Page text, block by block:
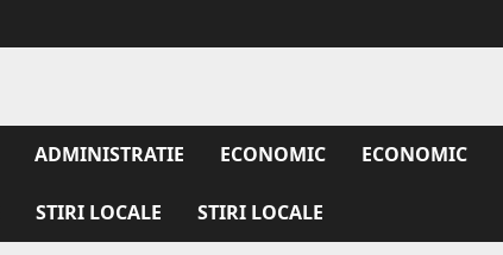
ADMINISTRATIE ECONOMIC ECONOMIC
STIRI LOCALE STIRI LOCALE